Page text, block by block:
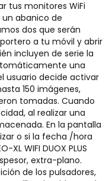
tus monitores WiFi
un abanico de
dos que serán
a tu móvil y abrir
incluyen de serie la
una
usuario decide activar
150 imágenes,
tomadas. Cuando
al realizar una
En la pantalla
o si la fecha /hora
WIFI DUOX PLUS
extra-plano.
de los pulsadores,